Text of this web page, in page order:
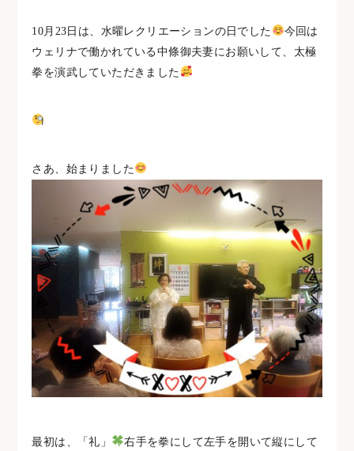
住宅型有料老人ホームNOA
10月23日は、水曜レクリエーションの日でした
今回は
ウェリナで働かれている中條御夫妻にお願いして、太極
拳を演武していただきました
さあ、始まりました
最初は、「礼」
右手を拳にして左手を開いて縦にして